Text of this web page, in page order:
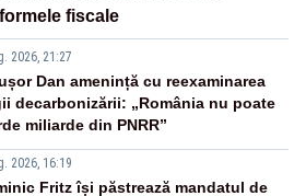
fiscale
2026, 21:27
Dan amenință cu reexaminarea
decarbonizării: „România nu poate
miliarde din PNRR”
2026, 16:19
Fritz își păstrează mandatul de